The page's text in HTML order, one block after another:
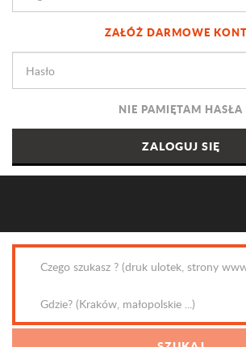
ZAŁÓŻ DARMOWE
NIE PAMIĘTAM HASŁA